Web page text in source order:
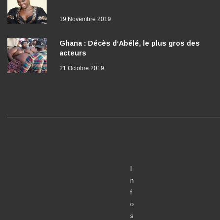
19 Novembre 2019
Ghana : Décès d’Abélé, le plus gros des
acteurs
21 Octobre 2019
I
n
f
o
s